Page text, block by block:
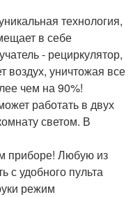
технология,
в себе
- рециркулятор,
воздух, уничтожая все
чем на 90%!
работать в двух
светом. В
приборе! Любую из
с удобного пульта
режим